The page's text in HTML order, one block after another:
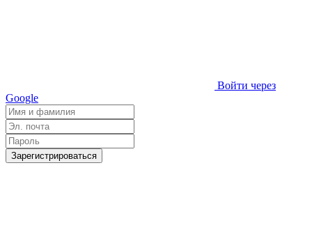
Войти через
Google
Зарегистрироваться